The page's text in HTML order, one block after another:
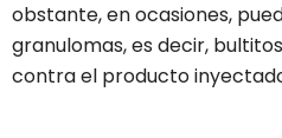
obstante, en ocasiones,
granulomas, es decir,
contra el producto